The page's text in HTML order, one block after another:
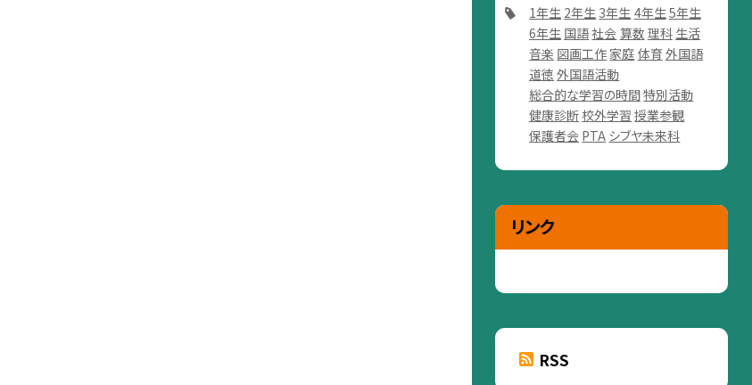
1年生 2年生 3年生 4年生 5年生
6年生 国語社会 算数 理科 生活
音楽 図画工作 家庭 体育 外国語
道徳 外国語活動
総合的な学習の時間特別活動
健康診断 校外学習 授業参観
保護者会 PTA シブヤ未来科
リンク
RSS